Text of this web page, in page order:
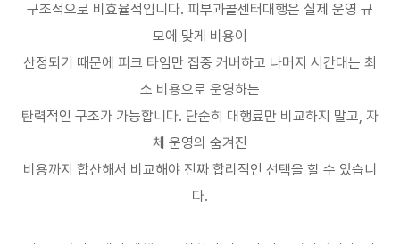
구조적으로 비효율적입니다. 피부과콜센터대행은 실제 운영 규
모에 맞게 비용이
산정되기 때문에 피크 타임만 집중 커버하고 나머지 시간대는 최
소 비용으로 운영하는
탄력적인 구조가 가능합니다. 단순히 대행료만 비교하지 말고, 자
체 운영의 숨겨진
비용까지 합산해서 비교해야 진짜 합리적인 선택을 할 수 있습니
다.